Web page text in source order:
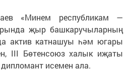
«Минем республикам —
җыр башкаручыларның
актив катнашуы һәм югары
III Бөтенсоюз халык иҗаты
исемен ала.